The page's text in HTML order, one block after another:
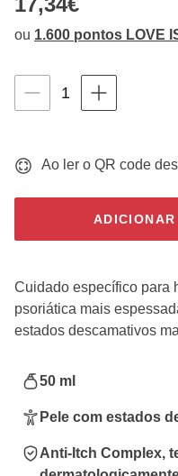
cima
elementos
um
um.
podem
reproduzidos
ativando
botão
ou 1.600 pontos LOVE
Instruções de navegação por
1 quantity-
Ao ler o QR code
Cuidado específico para
psoriática mais
estados descamativos
50 ml
Pele com estados
Anti-Itch Complex,